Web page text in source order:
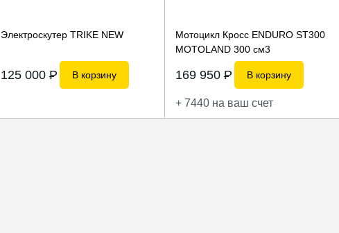
Электроскутер TRIKE NEW
125 000P В корзину
Мотоцикл Кросс ENDURO ST300
MOTOLAND 300 см3
169 950P В корзину
+ 7440 на ваш счет